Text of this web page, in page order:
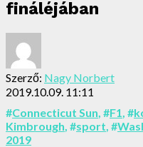
fináléjában
Szerző: Nagy Norbert
2019.10.09. 11:11
#Connecticut Sun , #F1 , #
Kimbrough , #sport , #
2019